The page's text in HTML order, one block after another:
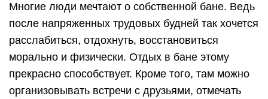
Многие люди мечтают о собственной бане. Ведь
после напряженных трудовых будней так хочется
расслабиться, отдохнуть, восстановиться
морально и физически. Отдых в бане этому
прекрасно способствует. Кроме того, там можно
организовывать встречи с друзьями, отмечать